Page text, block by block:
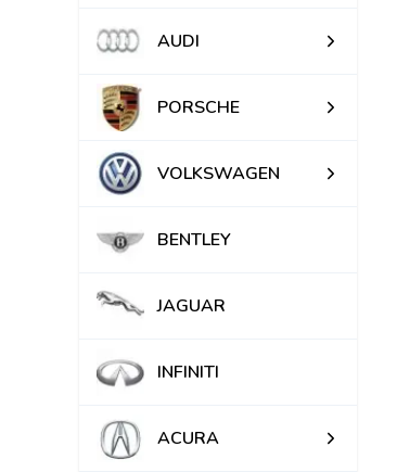
AUDI
PORSCHE
VOLKSWAGEN
BENTLEY
JAGUAR
INFINITI
ACURA